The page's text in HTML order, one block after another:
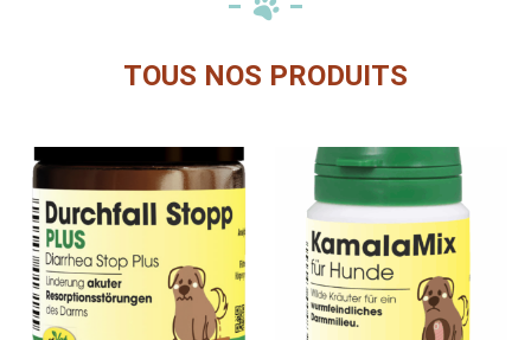
TOUS NOS PRODUITS